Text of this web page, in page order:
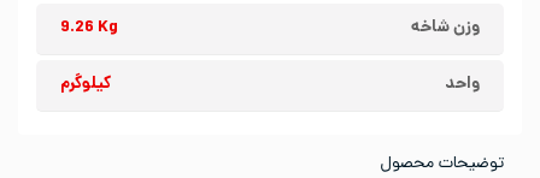
وزن شاخه 9.26 Kg
واحد کیلوگرم
توضیحات محصول